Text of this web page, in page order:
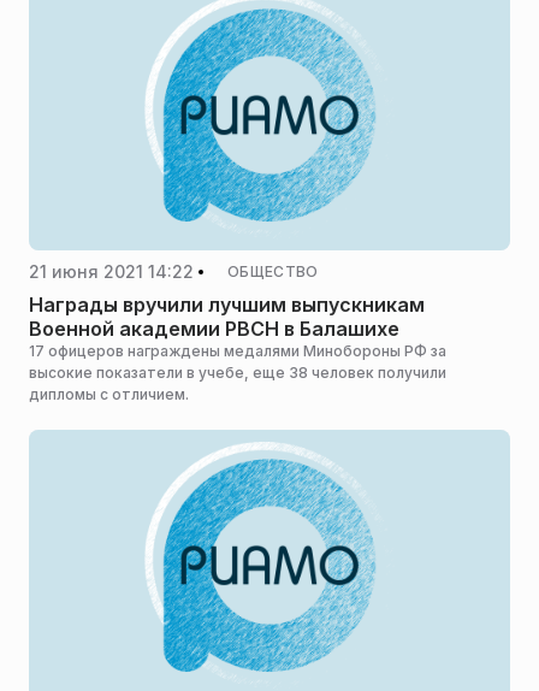
21 июня 2021 14:22 ОБЩЕСТВО
Награды вручили лучшим выпускникам
Военной академии РВСН в Балашихе
17 офицеров награждены медалями Минобороны РФ за
высокие показатели в учебе, еще 38 человек получили
дипломы с отличием.